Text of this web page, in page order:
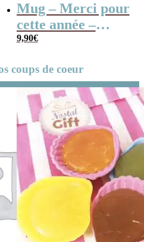
Mug – Merci pour
cette année –
Collection “Dessin
9,90€
coups de coeur